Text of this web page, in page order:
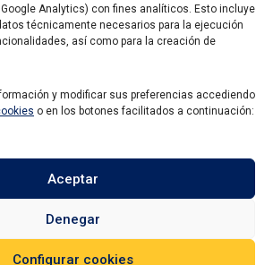
Analytics) con fines analíticos. Esto incluye
técnicamente necesarios para la ejecución
así como para la creación de
y modificar sus preferencias accediendo
o en los botones facilitados a continuación:
Aceptar
Denegar
Configurar cookies
DIGITAL FINANCIADO POR LOS
GENERATION DEL MECANISMO DE